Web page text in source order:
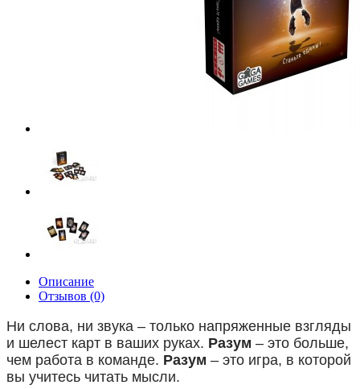
Описание
Отзывов (0)
Ни слова, ни звука – только напряженные взгляды
и шелест карт в ваших руках. Разум – это больше,
чем работа в команде. Разум – это игра, в которой
вы учитесь читать мысли.